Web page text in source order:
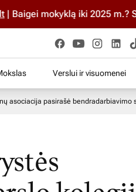
mokyklą iki 2025 m.? Stok
Verslui ir visuomenei
asociacija pasirašė bendradarbiavimo